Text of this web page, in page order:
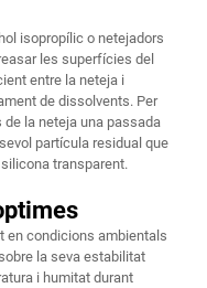
isopropílic o netejadors
les superfícies del
entre la neteja i
de dissolvents. Per
la neteja una passada
partícula residual que
transparent.
en condicions ambientals
la seva estabilitat
i humitat durant